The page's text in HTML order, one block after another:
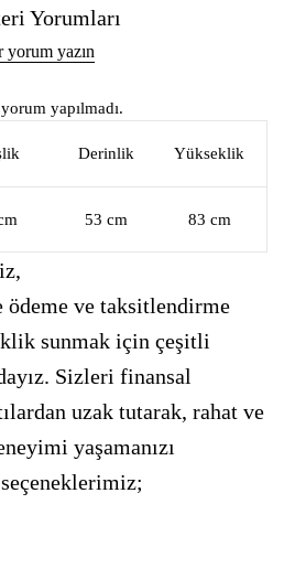
Yorumları
yorum yazın
yapılmadı.
Derinlik Yükseklik
53 cm 83 cm
ve taksitlendirme
sunmak için çeşitli
Sizleri finansal
uzak tutarak, rahat ve
yaşamanızı